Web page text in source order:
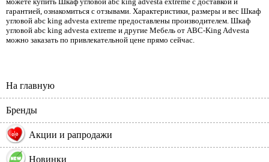
гарантией, ознакомиться с отзывами. Характеристики, размеры и вес Шкаф
угловой abc king advesta extreme предоставлены производителем. Шкаф
угловой abc king advesta extreme и другие Мебель от ABC-King Advesta
можно заказать по привлекательной цене прямо сейчас.
На главную
Бренды
% Акции и рапродажи
Новинки